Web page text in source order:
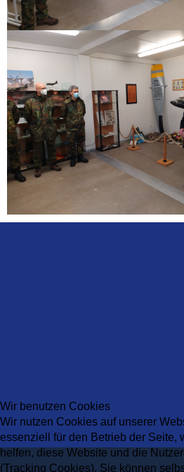
Wir benutzen Cookies
Wir nutzen Cookies auf unserer
essenziell für den Betrieb der Seite,
helfen, diese Website und die
(Tracking Cookies). Sie können